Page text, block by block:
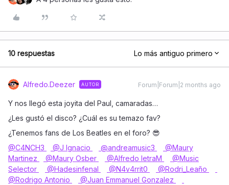
10 respuestas Lo más antiguo primero
Alfredo.Deezer AUTOR Forum|Forum|2 months ago
Y nos llegó esta joyita del Paul, camaradas…
¿Les gustó el disco? ¿Cuál es su temazo fav?
¿Tenemos fans de Los Beatles en el foro? 😎
@C4NCH3
@J Ignacio @andreamusic3
@Maury
Martinez
@Maury Osber @Alfredo letraM
@Music
Selector
@Hadesinfenal @N4v4rrit0
@Rodri_Leaño
@Rodrigo Antonio
@Juan Emmanuel Gonzalez